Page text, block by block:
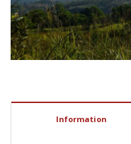
Information